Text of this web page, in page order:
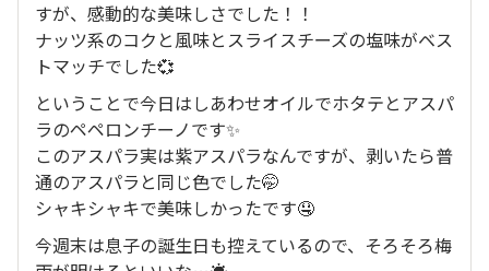
すが、感動的な美味しさでした！！
ナッツ系のコクと風味とスライスチーズの塩味がベス
トマッチでした💞
ということで今日はしあわせオイルでホタテとアスパ
ラのペペロンチーノです✨
このアスパラ実は紫アスパラなんですが、剥いたら普
通のアスパラと同じ色でした🤭
シャキシャキで美味しかったです🤤
今週末は息子の誕生日も控えているので、そろそろ梅